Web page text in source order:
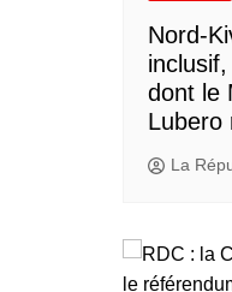
Nord-
dont le
Lubero
La